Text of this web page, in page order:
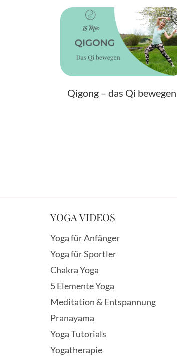
Qigong – das Qi bewegen
YOGA VIDEOS
Yoga für Anfänger
Yoga für Sportler
Chakra Yoga
5 Elemente Yoga
Meditation & Entspannung
Pranayama
Yoga Tutorials
Yogatherapie